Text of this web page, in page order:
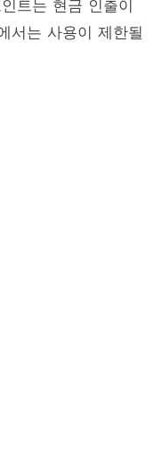
트는 현금 인출이
서는 사용이 제한될